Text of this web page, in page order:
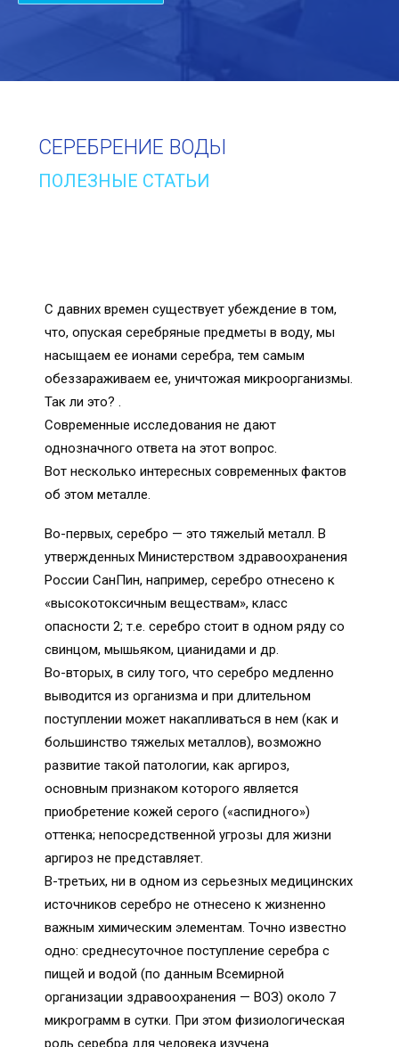
СЕРЕБРЕНИЕ ВОДЫ
ПОЛЕЗНЫЕ СТАТЬИ
С давних времен существует убеждение в том,
что, опуская серебряные предметы в воду, мы
насыщаем ее ионами серебра, тем самым
обеззараживаем ее, уничтожая микроорганизмы.
Так ли это? .
Современные исследования не дают
однозначного ответа на этот вопрос.
Вот несколько интересных современных фактов
об этом металле.
Во-первых, серебро — это тяжелый металл. В
утвержденных Министерством здравоохранения
России СанПин, например, серебро отнесено к
«высокотоксичным веществам», класс
опасности 2; т.е. серебро стоит в одном ряду со
свинцом, мышьяком, цианидами и др.
Во-вторых, в силу того, что серебро медленно
выводится из организма и при длительном
поступлении может накапливаться в нем (как и
большинство тяжелых металлов), возможно
развитие такой патологии, как аргироз,
основным признаком которого является
приобретение кожей серого («аспидного»)
оттенка; непосредственной угрозы для жизни
аргироз не представляет.
В-третьих, ни в одном из серьезных медицинских
источников серебро не отнесено к жизненно
важным химическим элементам. Точно известно
одно: среднесуточное поступление серебра с
пищей и водой (по данным Всемирной
организации здравоохранения — ВОЗ) около 7
микрограмм в сутки. При этом физиологическая
роль серебра для человека изучена